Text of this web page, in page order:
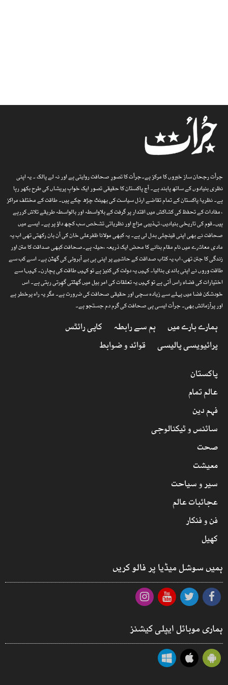
جرأت رجحان ساز خبروں کا مرکز ہے۔جرأت کا تصورِ صحافت روایتی ہے اور نہ لے پالک ۔ یہ اپنی
نظری بنیادوں کے ساتھ پابند ہے۔ آج پاکستان کا حقیقی تصور ایک خوابِ پریشاں کی طرح بکھر رہا
ہے۔ نظریۂ پاکستان کے تمام تقاضے ارذل سیاست کی بھینٹ چڑھ چکے ہیں۔ طاقت کے مختلف مراکز
، مفادات کے تحفظ کی کشاکش میں اقتدار پر گرفت کے بلاواسطہ اور بالواسطہ طریقے تلاش کررہے
ہیں۔قوم کی تاریخی بنیادیں، تہذیبی مزاج اور نظریاتی تشخص سب کچھ داؤ پر ہے۔ ایسے میں
صحافت نے بھی اپنی قینچلی بدل لی ہے۔ یہ کبھی مولانا ظفرعلی خان کی آن بان رکھتی تھی اب یہ
مادی معاشرے میں نام مقام بنانے کا محض ایک ذریعہ ،حیلہ ہے۔صحافت کبھی صداقت کا متن اور
زندگی کا جتن تھی، اب یہ کتاب صداقت کے حاشیے پر اپنی ہی بے آبروئی کی گھٹن ہے۔ اسے کب سے
طاقت وروں نے اپنی باندی بنالیا۔ کہیں یہ دولت کی کنیز ہے تو کہیں طاقت کی پچارن۔ کہیںا سے
اختیارات کی فضاء راس آتی ہے تو کہیں یہ تعلقات کی امر بیل میں گھٹتی گھِرتی رہتی ہے۔ اس
خودشکن فضا میں پہلے سے زیادہ سچی اور حقیقی صحافت کی ضرورت ہے۔ مگر یہ راہ پرخطر ہے
اور پرآزمائش بھی۔ جرأت ایسی ہی صحافت کی گرم دم جستجو ہے۔
ہمارے بارے میں ہم سے رابطہ
کاپی رائٹس
پرائیویسی پالیسی
قوائد و ضوابط
پاکستان
عالم تمام
فہم دین
سائنس و ٹیکنالوجی
صحت
معیشت
سیر و سیاحت
عجائبات عالم
فن و فنکار
کھیل
ہمیں سوشل میڈیا پر فالو کریں
ہماری موبائل ایپلی کیشنز